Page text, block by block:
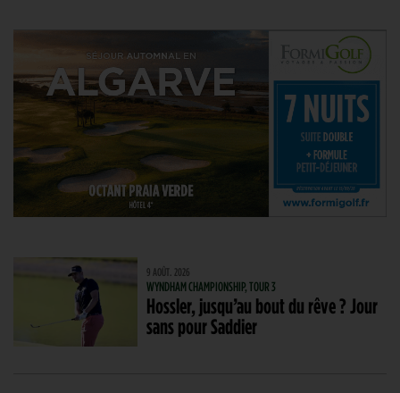
9 AOÛT. 2026
WYNDHAM CHAMPIONSHIP, TOUR 3
Hossler, jusqu’au bout du rêve ? Jour
sans pour Saddier